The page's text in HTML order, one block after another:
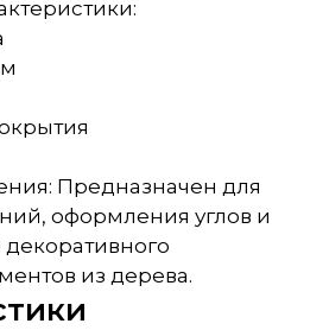
Предназначен для
оформления углов и
из дерева.